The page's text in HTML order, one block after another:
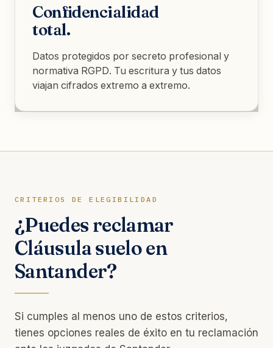
Confidencialidad
total.
Datos protegidos por secreto profesional y
normativa RGPD. Tu escritura y tus datos
viajan cifrados extremo a extremo.
CRITERIOS DE ELEGIBILIDAD
¿Puedes reclamar
Cláusula suelo en
Santander?
Si cumples al menos uno de estos criterios,
tienes opciones reales de éxito en tu reclamación